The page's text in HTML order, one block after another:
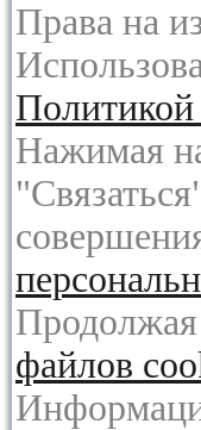
Права на
Нажимая
Продолжая
файлов